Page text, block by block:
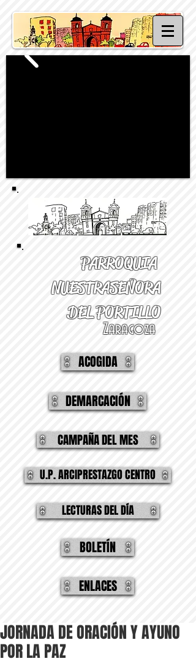
PARROQUIA
NUESTRASEÑORA
DEL PORTILLO
Zaragoza
ACOGIDA
DEMARCACIÓN
CAMPAÑA DEL MES
U.P. ARCIPRESTAZGO CENTRO
LECTURAS DEL DÍA
BOLETÍN
ENLACES
JORNADA DE ORACIÓN Y AYUNO
POR LA PAZ